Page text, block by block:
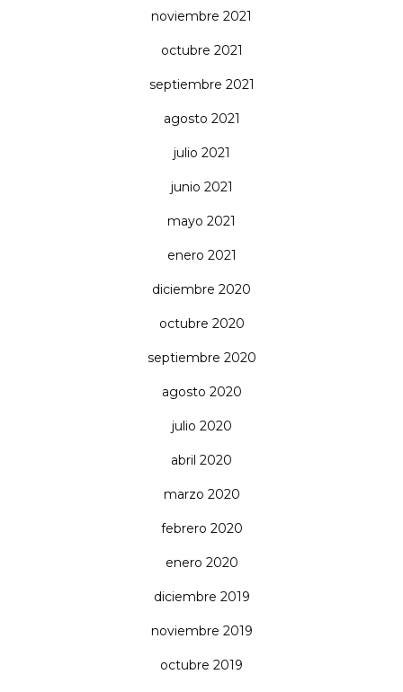
noviembre 2021
octubre 2021
septiembre 2021
agosto 2021
julio 2021
junio 2021
mayo 2021
enero 2021
diciembre 2020
octubre 2020
septiembre 2020
agosto 2020
julio 2020
abril 2020
marzo 2020
febrero 2020
enero 2020
diciembre 2019
noviembre 2019
octubre 2019